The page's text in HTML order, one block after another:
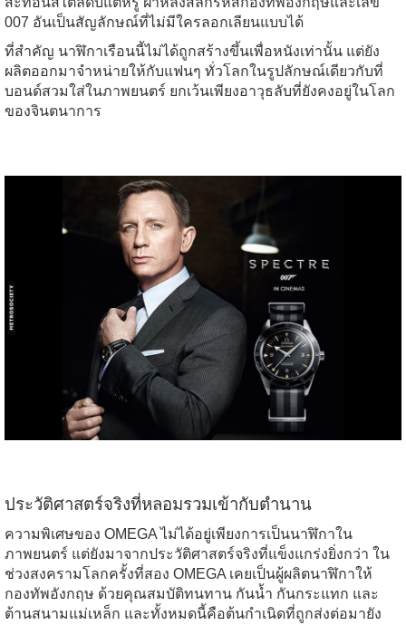
007 อันเป็นสัญลักษณ์ที่ไม่มีใครลอกเลียนแบบได้
ที่สำคัญ นาฬิกาเรือนนี้ไม่ได้ถูกสร้างขึ้นเพื่อหนังเท่านั้น แต่ยัง
ผลิตออกมาจำหน่ายให้กับแฟนๆ ทั่วโลกในรูปลักษณ์เดียวกับที่
บอนด์สวมใส่ในภาพยนตร์ ยกเว้นเพียงอาวุธลับที่ยังคงอยู่ในโลก
ของจินตนาการ
ประวัติศาสตร์จริงที่หลอมรวมเข้ากับตำนาน
ความพิเศษของ OMEGA ไม่ได้อยู่เพียงการเป็นนาฬิกาใน
ภาพยนตร์ แต่ยังมาจากประวัติศาสตร์จริงที่แข็งแกร่งยิ่งกว่า ใน
ช่วงสงครามโลกครั้งที่สอง OMEGA เคยเป็นผู้ผลิตนาฬิกาให้
กองทัพอังกฤษ ด้วยคุณสมบัติทนทาน กันน้ำ กันกระแทก และ
ต้านสนามแม่เหล็ก และทั้งหมดนี้คือต้นกำเนิดที่ถูกส่งต่อมายัง